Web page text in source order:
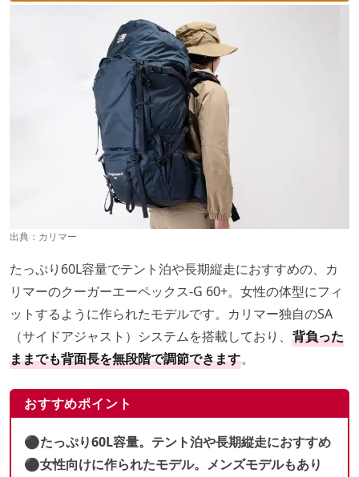
出典： カリマー
たっぷり60L容量でテント泊や長期縦走におすすめの、カ
リマーのクーガーエーペックス-G 60+。女性の体型にフィ
ットするように作られたモデルです。カリマー独自のSA
（サイドアジャスト）システムを搭載しており、 背負った
ままでも背面長を無段階で調節できます。
おすすめポイント
⚫︎たっぷり60L容量。テント泊や長期縦走におすすめ
⚫︎女性向けに作られたモデル。メンズモデルもあり